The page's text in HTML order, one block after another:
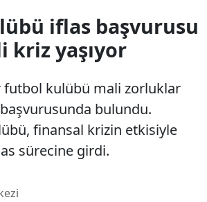
iflas başvurusu
kriz yaşıyor
futbol kulübü mali zorluklar
bulundu.
finansal krizin etkisiyle
sürecine girdi.